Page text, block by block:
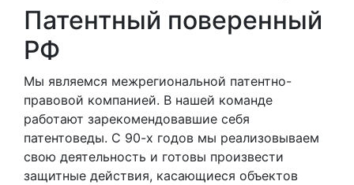
Патентный поверенный
РФ
Мы являемся межрегиональной патентно-
правовой компанией. В нашей команде
работают зарекомендовавшие себя
патентоведы. С 90-х годов мы реализовываем
свою деятельность и готовы произвести
защитные действия, касающиеся объектов